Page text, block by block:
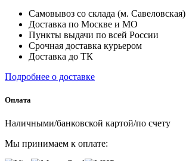
Самовывоз со склада (м. Савеловская)
Доставка по Москве и МО
Пункты выдачи по всей России
Срочная доставка курьером
Доставка до ТК
Подробнее о доставке
Оплата
Наличными/банковской картой/по счету
Мы принимаем к оплате: